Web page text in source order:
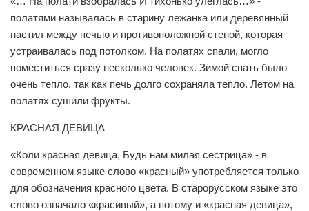
полатями называлась в старину лежанка или деревянный
настил между печью и противоположной стеной, которая
устраивалась под потолком. На полатях спали, могло
поместиться сразу несколько человек. Зимой спать было
очень тепло, так как печь долго сохраняла тепло. Летом на
полатях сушили фрукты.
КРАСНАЯ ДЕВИЦА
«Коли красная девица, Будь нам милая сестрица» - в
современном языке слово «красный» употребляется только
для обозначения красного цвета. В старорусском языке это
слово означало «красивый», а потому и «красная девица»,